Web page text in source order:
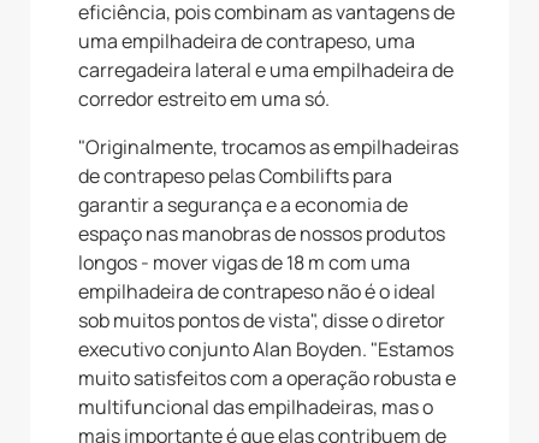
eficiência, pois combinam as vantagens de
uma empilhadeira de contrapeso, uma
carregadeira lateral e uma empilhadeira de
corredor estreito em uma só.
"Originalmente, trocamos as empilhadeiras
de contrapeso pelas Combilifts para
garantir a segurança e a economia de
espaço nas manobras de nossos produtos
longos - mover vigas de 18 m com uma
empilhadeira de contrapeso não é o ideal
sob muitos pontos de vista", disse o diretor
executivo conjunto Alan Boyden. "Estamos
muito satisfeitos com a operação robusta e
multifuncional das empilhadeiras, mas o
mais importante é que elas contribuem de